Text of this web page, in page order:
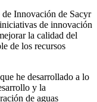
Innovación de Sacyr
de innovación
la calidad del
de los recursos
he desarrollado a lo
y la
de aguas